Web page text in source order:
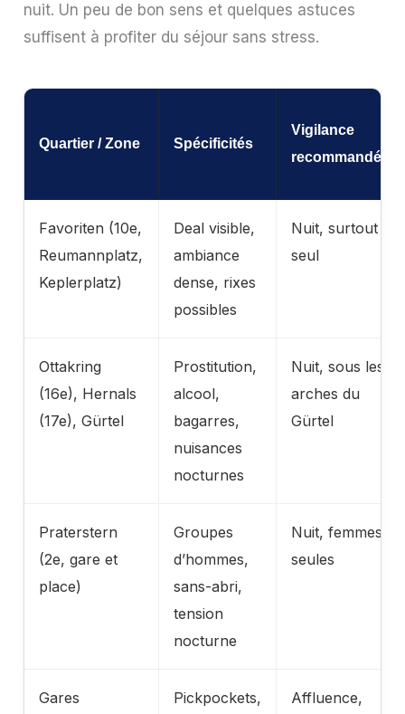
nuit. Un peu de bon sens et quelques astuces
suffisent à profiter du séjour sans stress.
Quartier / Zone Spécificités
Vigilance
recommandée
Favoriten (10e,
Reumannplatz,
Keplerplatz)
Deal visible,
ambiance
dense, rixes
possibles
Nuit, surtout
seul
Ottakring
(16e), Hernals
(17e), Gürtel
Prostitution,
alcool,
bagarres,
nuisances
nocturnes
Nuit, sous les
arches du
Gürtel
Praterstern
(2e, gare et
place)
Groupes
d’hommes,
sans-abri,
tension
nocturne
Nuit, femmes
seules
Gares
Pickpockets,
Affluence,